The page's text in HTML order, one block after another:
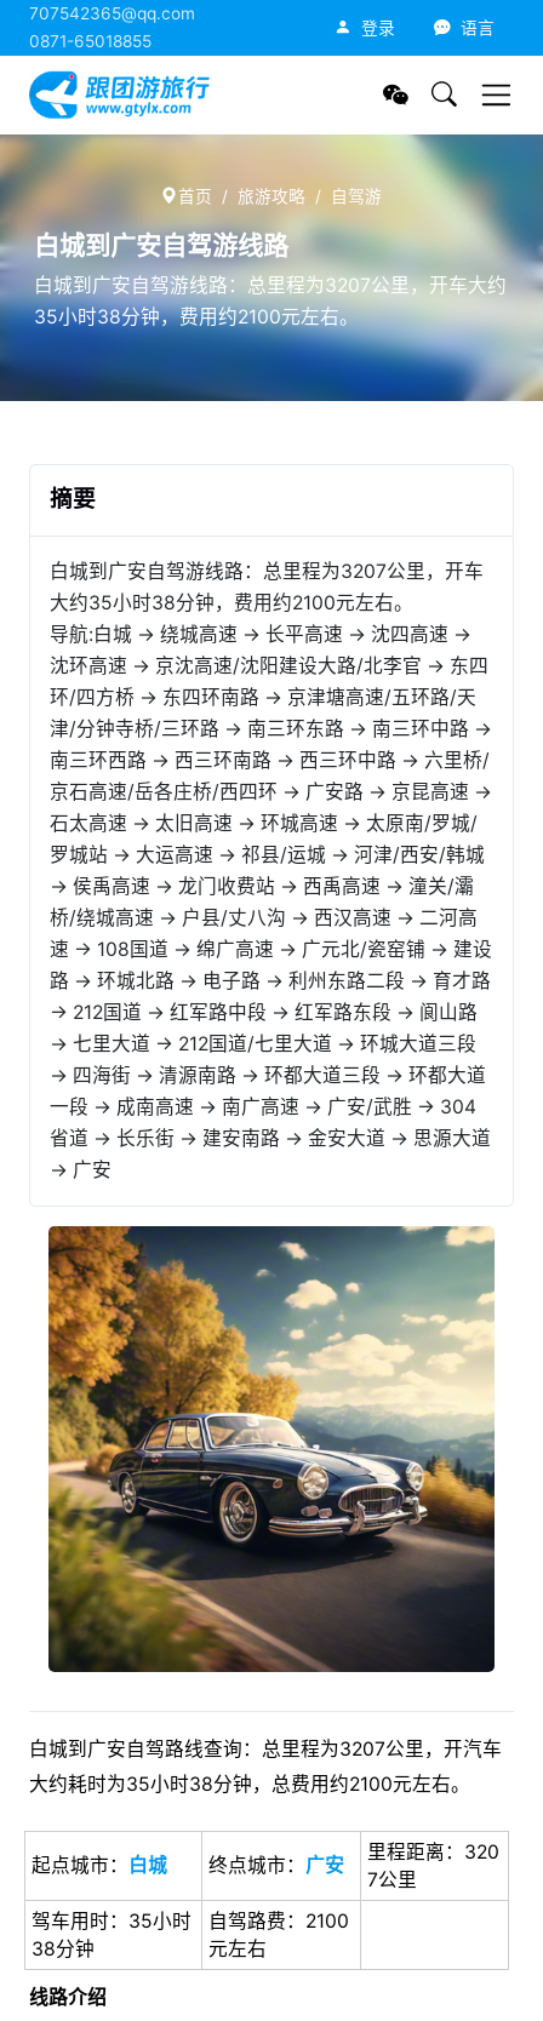
707542365@qq.com
0871-65018855
登录 语言
首页 旅游攻略 自驾游
白城到广安自驾游线路
白城到广安自驾游线路：总里程为3207公里，开车大约
35小时38分钟，费用约2100元左右。
摘要
白城到广安自驾游线路：总里程为3207公里，开车
大约35小时38分钟，费用约2100元左右。
导航:白城 → 绕城高速 → 长平高速 → 沈四高速 →
沈环高速 → 京沈高速/沈阳建设大路/北李官 → 东四
环/四方桥 → 东四环南路 → 京津塘高速/五环路/天
津/分钟寺桥/三环路 → 南三环东路 → 南三环中路 →
南三环西路 → 西三环南路 → 西三环中路 → 六里桥/
京石高速/岳各庄桥/西四环 → 广安路 → 京昆高速 →
石太高速 → 太旧高速 → 环城高速 → 太原南/罗城/
罗城站 → 大运高速 → 祁县/运城 → 河津/西安/韩城
→ 侯禹高速 → 龙门收费站 → 西禹高速 → 潼关/灞
桥/绕城高速 → 户县/丈八沟 → 西汉高速 → 二河高
速 → 108国道 → 绵广高速 → 广元北/瓷窑铺 → 建设
路 → 环城北路 → 电子路 → 利州东路二段 → 育才路
→ 212国道 → 红军路中段 → 红军路东段 → 阆山路
→ 七里大道 → 212国道/七里大道 → 环城大道三段
→ 四海街 → 清源南路 → 环都大道三段 → 环都大道
一段 → 成南高速 → 南广高速 → 广安/武胜 → 304
省道 → 长乐街 → 建安南路 → 金安大道 → 思源大道
→ 广安
白城到广安自驾路线查询：总里程为3207公里，开汽车
大约耗时为35小时38分钟，总费用约2100元左右。
起点城市： 白城 终点城市： 广安
里程距离：320
7公里
驾车用时：35小时
38分钟
自驾路费：2100
元左右
线路介绍